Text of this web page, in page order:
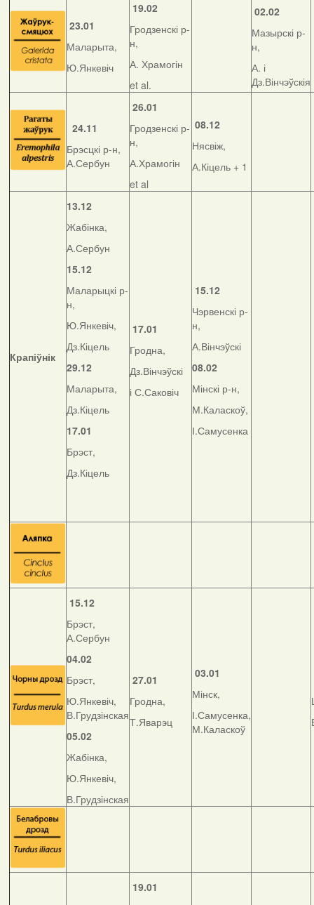
23.01
Маларыта,
Ю.Янкевіч
19.02
Гродзенскі р-
н,
А. Храмогін
et al.
02.02
Мазырскі р-
н,
А. і
Дз.Вінчэўскія
24.11
Брэсцкі р-н,
А.Сербун
26.01
Гродзенскі р-
н,
А.Храмогін
et al
08.12
Нясвіж,
А.Кіцель + 1
Крапіўнік
13.12
Жабінка,
А.Сербун
15.12
Маларыцкі р-
н,
Ю.Янкевіч,
Дз.Кіцель
29.12
Маларыта,
Дз.Кіцель
17.01
Брэст,
Дз.Кіцель
17.01
Гродна,
Дз.Вінчэўскі
і С.Саковіч
15.12
Чэрвенскі р-
н,
А.Вінчэўскі
08.02
Мінскі р-н,
М.Каласкоў,
І.Самусенка
15.12
Брэст,
А.Сербун
04.02
Брэст,
Ю.Янкевіч,
В.Грудзінская
05.02
Жабінка,
Ю.Янкевіч,
В.Грудзінская
27.01
Гродна,
Т.Яварэц
03.01
Мінск,
І.Самусенка,
М.Каласкоў
19.01